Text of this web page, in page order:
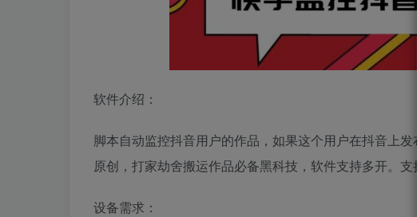
软件介绍：
脚本自动监控抖音用户的作品，如果这个用户在抖音上
原创，打家劫舍搬运作品必备黑科技，软件支持多开。支
设备需求：